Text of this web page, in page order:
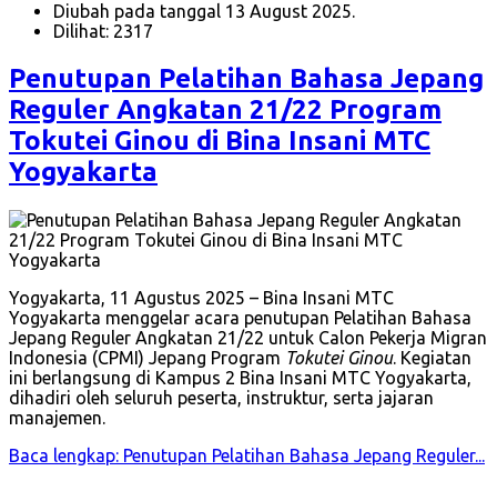
Diubah pada tanggal 13 August 2025.
Dilihat: 2317
Penutupan Pelatihan Bahasa Jepang
Reguler Angkatan 21/22 Program
Tokutei Ginou di Bina Insani MTC
Yogyakarta
Yogyakarta, 11 Agustus 2025 – Bina Insani MTC
Yogyakarta menggelar acara penutupan Pelatihan Bahasa
Jepang Reguler Angkatan 21/22 untuk Calon Pekerja Migran
Indonesia (CPMI) Jepang Program Tokutei Ginou. Kegiatan
ini berlangsung di Kampus 2 Bina Insani MTC Yogyakarta,
dihadiri oleh seluruh peserta, instruktur, serta jajaran
manajemen.
Baca lengkap: Penutupan Pelatihan Bahasa Jepang Reguler...